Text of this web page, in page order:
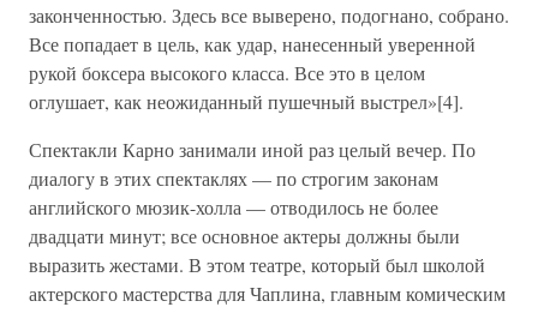
законченностью. Здесь все выверено, подогнано, собрано.
Все попадает в цель, как удар, нанесенный уверенной
рукой боксера высокого класса. Все это в целом
оглушает, как неожиданный пушечный выстрел»[4].
Спектакли Карно занимали иной раз целый вечер. По
диалогу в этих спектаклях — по строгим законам
английского мюзик-холла — отводилось не более
двадцати минут; все основное актеры должны были
выразить жестами. В этом театре, который был школой
актерского мастерства для Чаплина, главным комическим